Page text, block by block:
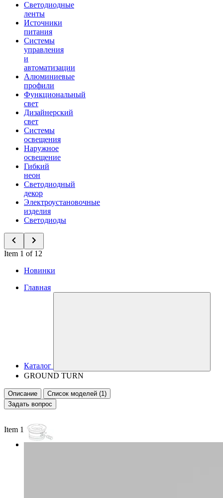
Светодиодные
ленты
Источники
питания
Системы
управления
и
автоматизации
Алюминиевые
профили
Функциональный
свет
Дизайнерский
свет
Системы
освещения
Наружное
освещение
Гибкий
неон
Светодиодный
декор
Электроустановочные
изделия
Светодиоды
Item 1 of 12
Новинки
Главная
Каталог
GROUND TURN
Описание
Список моделей (1)
Задать вопрос
Item 1 of 2